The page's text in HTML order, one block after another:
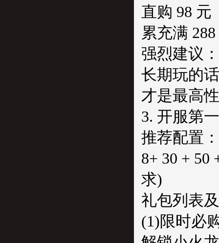
直购 98 元
累充满
强烈建议：
长期玩的
才是最高
3. 开服第
推荐配置：
8+ 30 + 50
求)
礼包列表
(1)限时必